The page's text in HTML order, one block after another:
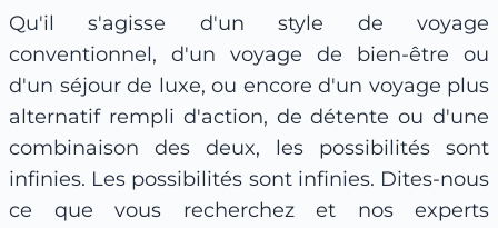
Qu'il s'agisse d'un style de voyage
conventionnel, d'un voyage de bien-être ou
d'un séjour de luxe, ou encore d'un voyage plus
alternatif rempli d'action, de détente ou d'une
combinaison des deux, les possibilités sont
infinies. Les possibilités sont infinies. Dites-nous
ce que vous recherchez et nos experts